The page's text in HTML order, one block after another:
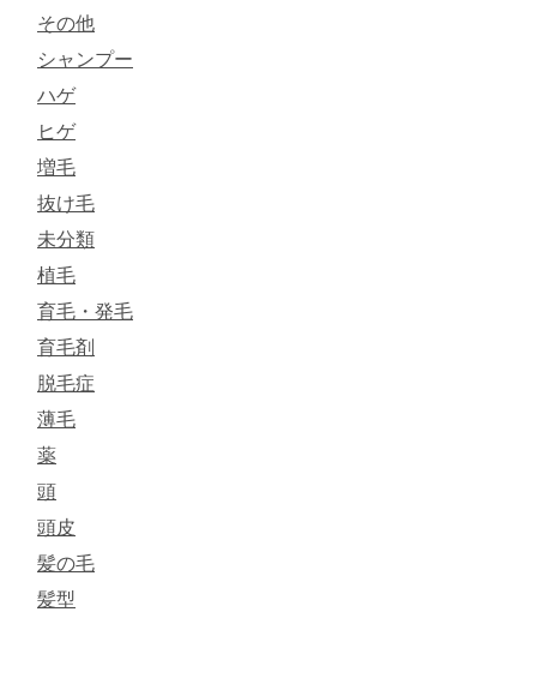
その他
シャンプー
ハゲ
ヒゲ
増毛
抜け毛
未分類
植毛
育毛・発毛
育毛剤
脱毛症
薄毛
薬
頭
頭皮
髪の毛
髪型